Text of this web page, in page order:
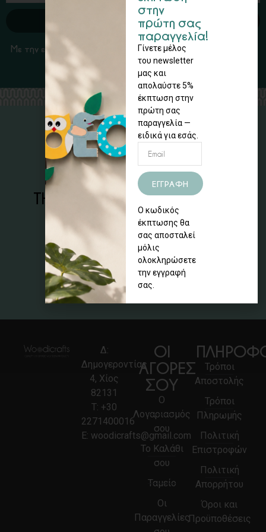
ΕΓΓΡΑΦΗ
Με την εγγραφή σας, αποδέχεστε τους Όρους Χρήσης και
την Πολιτική Απορρήτου
SOCIAL MEDIA
ΤΗΛΕΦΩΝΙΚΕΣ ΠΑΡΑΓΓΕΛΙΕΣ
Καλέστε μας στο τηλέφωνο
22714 00016
ΩΡΕΣ ΛΕΙΤΟΥΡΓΙΑΣ
Δευτέρα έως Σάββατο: 9.00 – 14.00
Τρίτη και Παρασκευή: 18.00 – 21.00
Δ:
Δημογεροντίας
4, Χίος
82131
Τ: +30
2271400016
E: woodicrafts@gmail.com
ΟΙ
ΑΓΟΡΕΣ
ΣΟΥ
Ο
Λογαριασμός
σου
Το Καλάθι
σου
Ταμείο
Οι
Παραγγελίες
Τρόποι
Αποστολής
Τρόποι
Πληρωμής
Πολιτική
Επιστροφών
Πολιτική
Απορρήτου
Όροι και
Προϋποθέσεις
στην
πρώτη σας
παραγγελία!
Γίνετε μέλος
του newsletter
μας και
απολαύστε 5%
έκπτωση στην
πρώτη σας
παραγγελία —
ειδικά για εσάς.
ΕΓΓΡΑΦΗ
Ο κωδικός
έκπτωσης θα
σας αποσταλεί
μόλις
ολοκληρώσετε
την εγγραφή
σας.